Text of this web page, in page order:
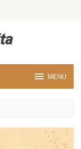
MENU